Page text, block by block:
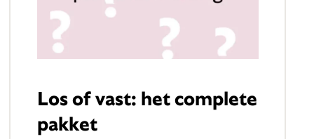
Los of vast: het complete
pakket